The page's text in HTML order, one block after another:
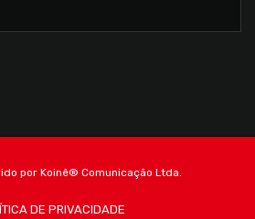
por Koinê®️ Comunicação Ltda.
DE PRIVACIDADE